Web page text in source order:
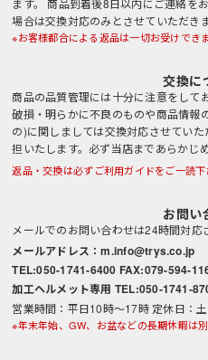
場合は交換対応のみとさせていただきま
※お客様都合による返品は一切お受けでき
交換に
商品の品質管理には十分に注意をして
破損・明らかに不良のものや商品情報
の)に関しましては交換対応させてい
担いたします。必ず当店まであらかじ
返品・交換は必ずご利用ガイドをご一読下
お問い
メールでのお問い合わせは24時間対応
メールアドレス：m.info@trys.co.jp
TEL:050-1741-6400 FAX:079-594-
加工ヘルメット専用 TEL:050-1741-
営業時間：平日10時～17時 定休日：
※年末年始、GW、お盆などの長期休暇は